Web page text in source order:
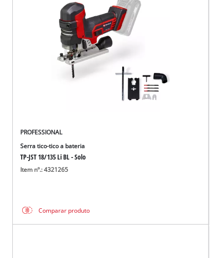
PROFESSIONAL
Serra tico-tico a bateria
TP-JST 18/135 Li BL - Solo
Item nº.: 4321265
Comparar produto